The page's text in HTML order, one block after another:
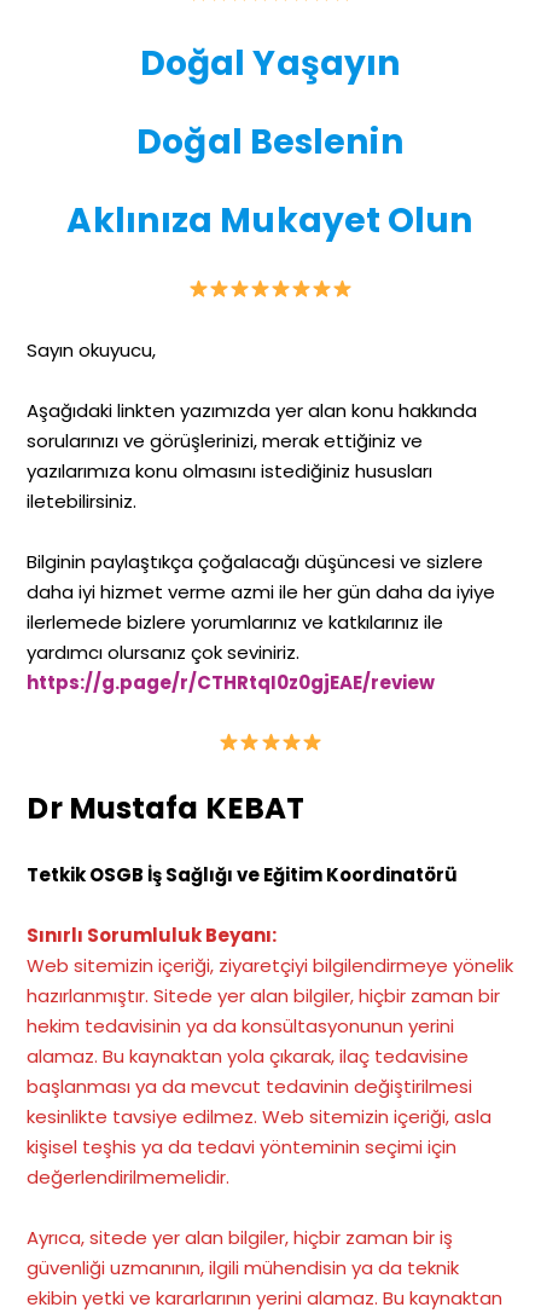
Doğal Yaşayın
Doğal Beslenin
Aklınıza Mukayet Olun
Sayın okuyucu,
Aşağıdaki linkten yazımızda yer alan konu hakkında
sorularınızı ve görüşlerinizi, merak ettiğiniz ve
yazılarımıza konu olmasını istediğiniz hususları
iletebilirsiniz.
Bilginin paylaştıkça çoğalacağı düşüncesi ve sizlere
daha iyi hizmet verme azmi ile her gün daha da iyiye
ilerlemede bizlere yorumlarınız ve katkılarınız ile
yardımcı olursanız çok seviniriz.
https://g.page/r/CTHRtqI0z0gjEAE/review
Dr Mustafa KEBAT
Tetkik OSGB İş Sağlığı ve Eğitim Koordinatörü
Sınırlı Sorumluluk Beyanı:
Web sitemizin içeriği, ziyaretçiyi bilgilendirmeye yönelik
hazırlanmıştır. Sitede yer alan bilgiler, hiçbir zaman bir
hekim tedavisinin ya da konsültasyonunun yerini
alamaz. Bu kaynaktan yola çıkarak, ilaç tedavisine
başlanması ya da mevcut tedavinin değiştirilmesi
kesinlikte tavsiye edilmez. Web sitemizin içeriği, asla
kişisel teşhis ya da tedavi yönteminin seçimi için
değerlendirilmemelidir.
Ayrıca, sitede yer alan bilgiler, hiçbir zaman bir iş
güvenliği uzmanının, ilgili mühendisin ya da teknik
ekibin yetki ve kararlarının yerini alamaz. Bu kaynaktan